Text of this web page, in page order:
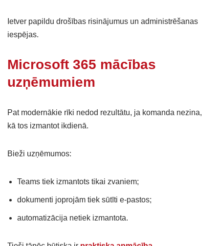
Ietver papildu drošības risinājumus un administrēšanas
iespējas.
Microsoft 365 mācības
uzņēmumiem
Pat modernākie rīki nedod rezultātu, ja komanda nezina,
kā tos izmantot ikdienā.
Bieži uzņēmumos:
Teams tiek izmantots tikai zvaniem;
dokumenti joprojām tiek sūtīti e-pastos;
automatizācija netiek izmantota.